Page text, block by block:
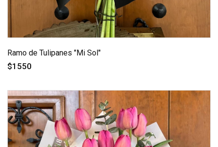
Ramo de Tulipanes "Mi Sol"
$1550